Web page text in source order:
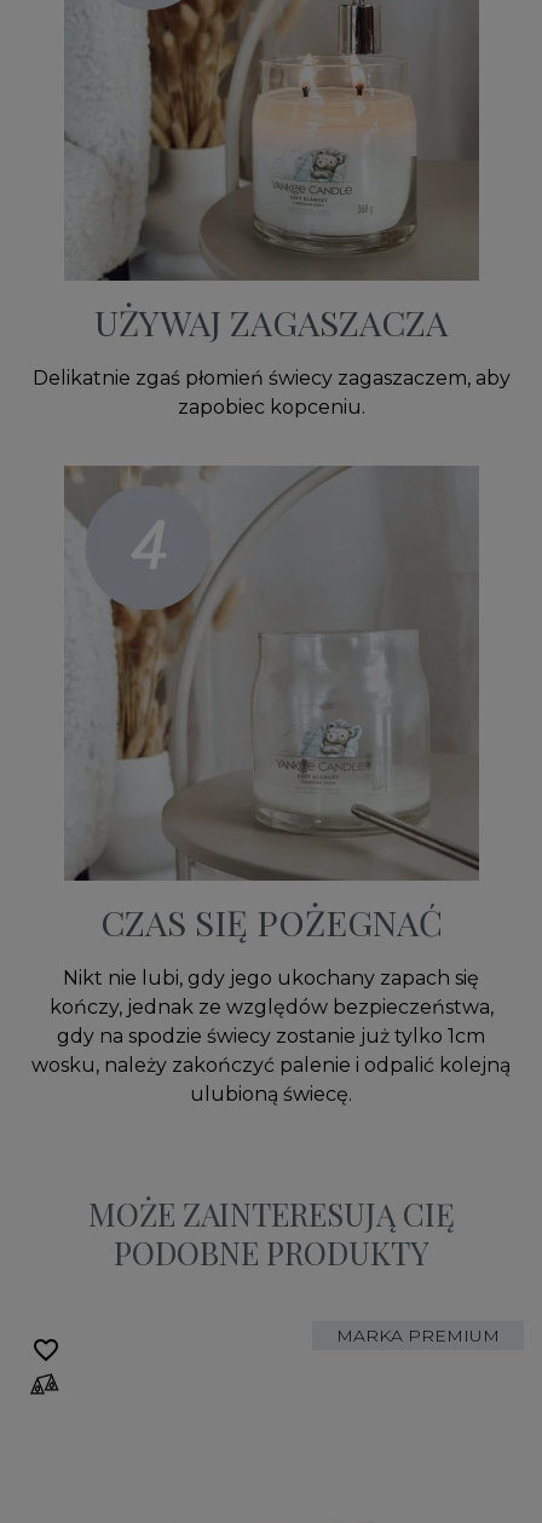
UŻYWAJ ZAGASZACZA
Delikatnie zgaś płomień świecy zagaszaczem, aby
zapobiec kopceniu.
CZAS SIĘ POŻEGNAĆ
Nikt nie lubi, gdy jego ukochany zapach się
kończy, jednak ze względów bezpieczeństwa,
gdy na spodzie świecy zostanie już tylko 1cm
wosku, należy zakończyć palenie i odpalić kolejną
ulubioną świecę.
MOŻE ZAINTERESUJĄ CIĘ
PODOBNE PRODUKTY
MARKA PREMIUM
favorite_border